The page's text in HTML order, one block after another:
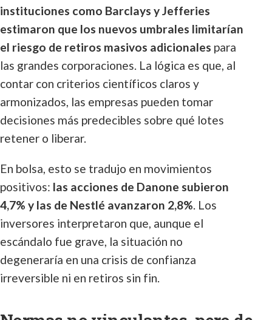
instituciones como Barclays y Jefferies
estimaron que los nuevos umbrales limitarían
el riesgo de retiros masivos adicionales para
las grandes corporaciones. La lógica es que, al
contar con criterios científicos claros y
armonizados, las empresas pueden tomar
decisiones más predecibles sobre qué lotes
retener o liberar.
En bolsa, esto se tradujo en movimientos
positivos: las acciones de Danone subieron
4,7% y las de Nestlé avanzaron 2,8%. Los
inversores interpretaron que, aunque el
escándalo fue grave, la situación no
degeneraría en una crisis de confianza
irreversible ni en retiros sin fin.